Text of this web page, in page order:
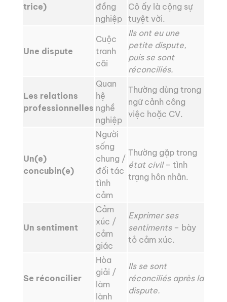
trice)
đồng
nghiệp
Cô ấy là cộng sự
tuyệt vời.
Une dispute
Cuộc
tranh
cãi
Ils ont eu une
petite dispute,
puis se sont
réconciliés.
Les relations
professionnelles
Quan
hệ
nghề
nghiệp
Thường dùng trong
ngữ cảnh công
việc hoặc CV.
Un(e)
concubin(e)
Người
sống
chung /
đối tác
tình
cảm
Thường gặp trong
état civil– tình
trạng hôn nhân.
Un sentiment
Cảm
xúc /
cảm
giác
Exprimer ses
sentiments– bày
tỏ cảm xúc.
Se réconcilier
Hòa
giải /
làm
lành
Ils se sont
réconciliés après la
dispute.